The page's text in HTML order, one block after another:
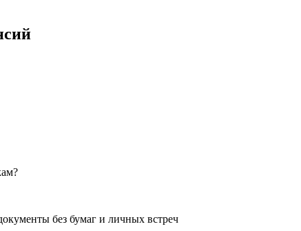
без бумаг и личных встреч